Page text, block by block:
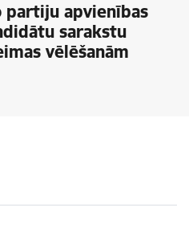
apvienības
sarakstu
vēlēšanām